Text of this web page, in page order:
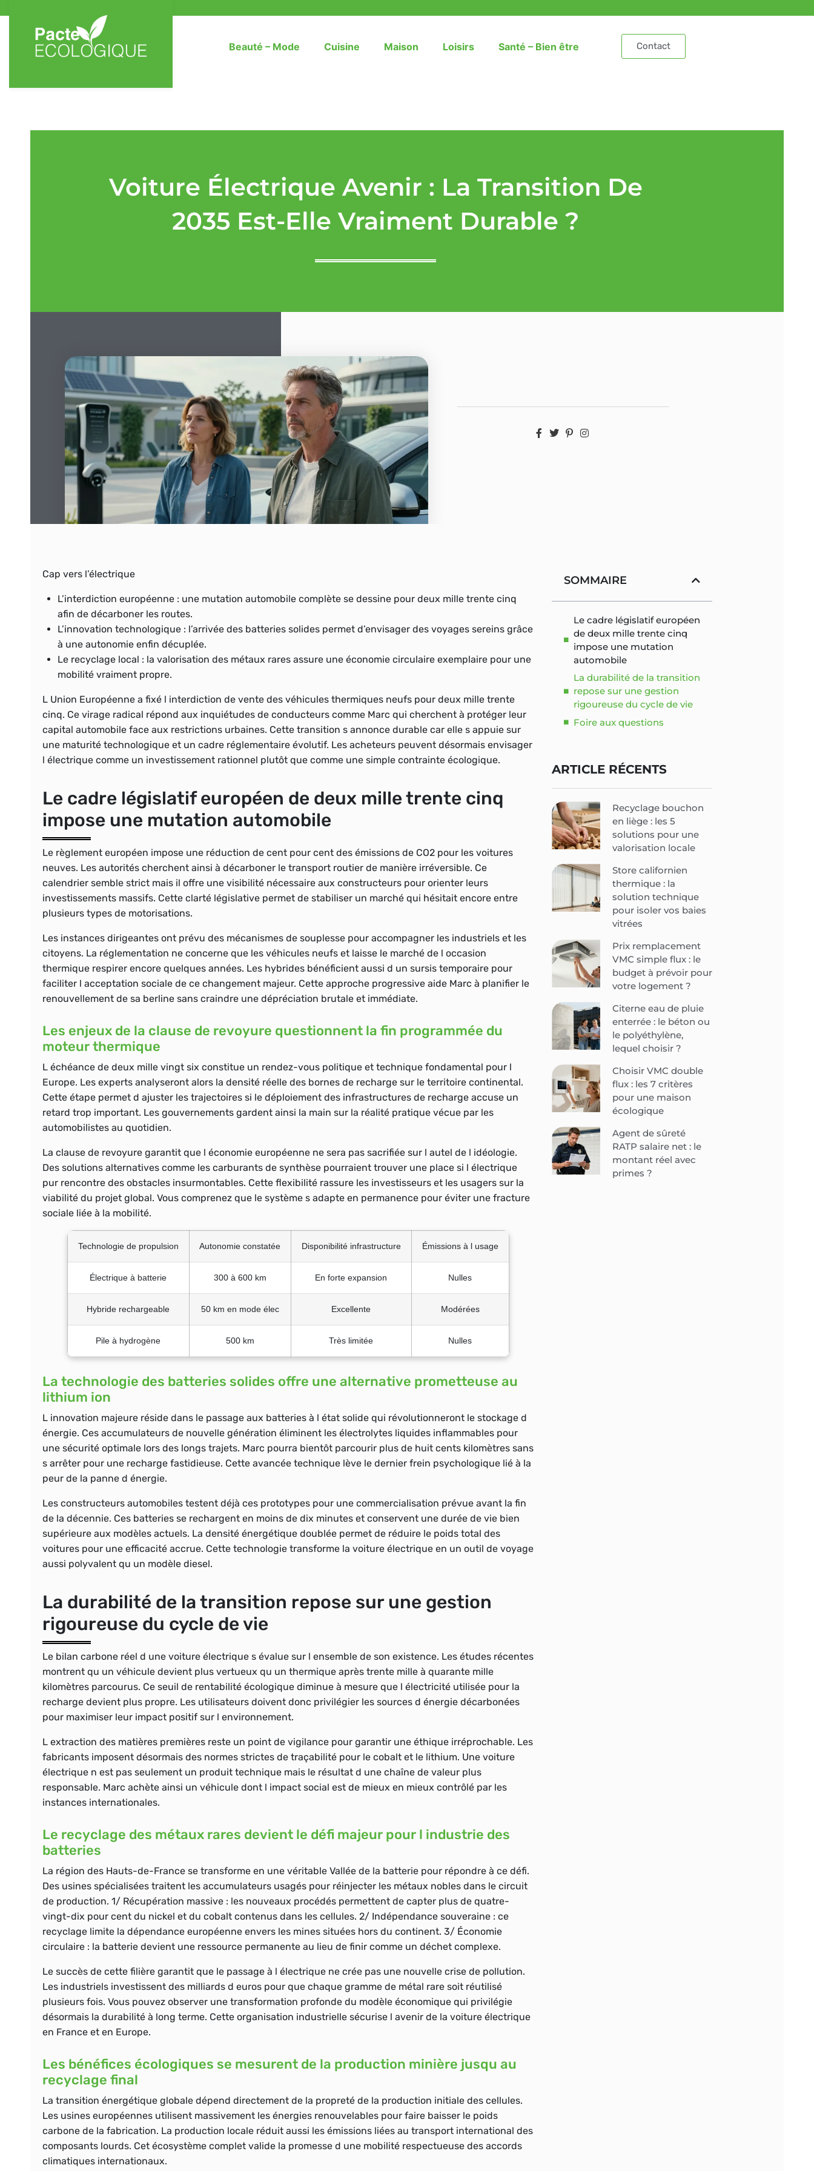
Beauté – Mode Cuisine Maison Loisirs Santé – Bien être Contact
Voiture Électrique Avenir : La Transition De
2035 Est-Elle Vraiment Durable ?
Cap vers l’électrique
L’interdiction européenne : une mutation automobile complète se dessine pour deux mille trente cinq
afin de décarboner les routes.
L’innovation technologique : l’arrivée des batteries solides permet d’envisager des voyages sereins grâce
à une autonomie enfin décuplée.
Le recyclage local : la valorisation des métaux rares assure une économie circulaire exemplaire pour une
mobilité vraiment propre.
L Union Européenne a fixé l interdiction de vente des véhicules thermiques neufs pour deux mille trente
cinq. Ce virage radical répond aux inquiétudes de conducteurs comme Marc qui cherchent à protéger leur
capital automobile face aux restrictions urbaines. Cette transition s annonce durable car elle s appuie sur
une maturité technologique et un cadre réglementaire évolutif. Les acheteurs peuvent désormais envisager
l électrique comme un investissement rationnel plutôt que comme une simple contrainte écologique.
Le cadre législatif européen de deux mille trente cinq
impose une mutation automobile
Le règlement européen impose une réduction de cent pour cent des émissions de CO2 pour les voitures
neuves. Les autorités cherchent ainsi à décarboner le transport routier de manière irréversible. Ce
calendrier semble strict mais il offre une visibilité nécessaire aux constructeurs pour orienter leurs
investissements massifs. Cette clarté législative permet de stabiliser un marché qui hésitait encore entre
plusieurs types de motorisations.
Les instances dirigeantes ont prévu des mécanismes de souplesse pour accompagner les industriels et les
citoyens. La réglementation ne concerne que les véhicules neufs et laisse le marché de l occasion
thermique respirer encore quelques années. Les hybrides bénéficient aussi d un sursis temporaire pour
faciliter l acceptation sociale de ce changement majeur. Cette approche progressive aide Marc à planifier le
renouvellement de sa berline sans craindre une dépréciation brutale et immédiate.
Les enjeux de la clause de revoyure questionnent la fin programmée du
moteur thermique
L échéance de deux mille vingt six constitue un rendez-vous politique et technique fondamental pour l
Europe. Les experts analyseront alors la densité réelle des bornes de recharge sur le territoire continental.
Cette étape permet d ajuster les trajectoires si le déploiement des infrastructures de recharge accuse un
retard trop important. Les gouvernements gardent ainsi la main sur la réalité pratique vécue par les
automobilistes au quotidien.
La clause de revoyure garantit que l économie européenne ne sera pas sacrifiée sur l autel de l idéologie.
Des solutions alternatives comme les carburants de synthèse pourraient trouver une place si l électrique
pur rencontre des obstacles insurmontables. Cette flexibilité rassure les investisseurs et les usagers sur la
viabilité du projet global. Vous comprenez que le système s adapte en permanence pour éviter une fracture
sociale liée à la mobilité.
Technologie de propulsion Autonomie constatée Disponibilité infrastructure Émissions à l usage
Électrique à batterie 300 à 600 km En forte expansion Nulles
Hybride rechargeable 50 km en mode élec Excellente Modérées
Pile à hydrogène 500 km Très limitée Nulles
La technologie des batteries solides offre une alternative prometteuse au
lithium ion
L innovation majeure réside dans le passage aux batteries à l état solide qui révolutionneront le stockage d
énergie. Ces accumulateurs de nouvelle génération éliminent les électrolytes liquides inflammables pour
une sécurité optimale lors des longs trajets. Marc pourra bientôt parcourir plus de huit cents kilomètres sans
s arrêter pour une recharge fastidieuse. Cette avancée technique lève le dernier frein psychologique lié à la
peur de la panne d énergie.
Les constructeurs automobiles testent déjà ces prototypes pour une commercialisation prévue avant la fin
de la décennie. Ces batteries se rechargent en moins de dix minutes et conservent une durée de vie bien
supérieure aux modèles actuels. La densité énergétique doublée permet de réduire le poids total des
voitures pour une efficacité accrue. Cette technologie transforme la voiture électrique en un outil de voyage
aussi polyvalent qu un modèle diesel.
La durabilité de la transition repose sur une gestion
rigoureuse du cycle de vie
Le bilan carbone réel d une voiture électrique s évalue sur l ensemble de son existence. Les études récentes
montrent qu un véhicule devient plus vertueux qu un thermique après trente mille à quarante mille
kilomètres parcourus. Ce seuil de rentabilité écologique diminue à mesure que l électricité utilisée pour la
recharge devient plus propre. Les utilisateurs doivent donc privilégier les sources d énergie décarbonées
pour maximiser leur impact positif sur l environnement.
L extraction des matières premières reste un point de vigilance pour garantir une éthique irréprochable. Les
fabricants imposent désormais des normes strictes de traçabilité pour le cobalt et le lithium. Une voiture
électrique n est pas seulement un produit technique mais le résultat d une chaîne de valeur plus
responsable. Marc achète ainsi un véhicule dont l impact social est de mieux en mieux contrôlé par les
instances internationales.
Le recyclage des métaux rares devient le défi majeur pour l industrie des
batteries
La région des Hauts-de-France se transforme en une véritable Vallée de la batterie pour répondre à ce défi.
Des usines spécialisées traitent les accumulateurs usagés pour réinjecter les métaux nobles dans le circuit
de production. 1/ Récupération massive : les nouveaux procédés permettent de capter plus de quatre-
vingt-dix pour cent du nickel et du cobalt contenus dans les cellules. 2/ Indépendance souveraine : ce
recyclage limite la dépendance européenne envers les mines situées hors du continent. 3/ Économie
circulaire : la batterie devient une ressource permanente au lieu de finir comme un déchet complexe.
Le succès de cette filière garantit que le passage à l électrique ne crée pas une nouvelle crise de pollution.
Les industriels investissent des milliards d euros pour que chaque gramme de métal rare soit réutilisé
plusieurs fois. Vous pouvez observer une transformation profonde du modèle économique qui privilégie
désormais la durabilité à long terme. Cette organisation industrielle sécurise l avenir de la voiture électrique
en France et en Europe.
Les bénéfices écologiques se mesurent de la production minière jusqu au
recyclage final
La transition énergétique globale dépend directement de la propreté de la production initiale des cellules.
Les usines européennes utilisent massivement les énergies renouvelables pour faire baisser le poids
carbone de la fabrication. La production locale réduit aussi les émissions liées au transport international des
composants lourds. Cet écosystème complet valide la promesse d une mobilité respectueuse des accords
climatiques internationaux.
SOMMAIRE
Le cadre législatif européen
de deux mille trente cinq
impose une mutation
automobile
La durabilité de la transition
repose sur une gestion
rigoureuse du cycle de vie
Foire aux questions
ARTICLE RÉCENTS
Recyclage bouchon
en liège : les 5
solutions pour une
valorisation locale
Store californien
thermique : la
solution technique
pour isoler vos baies
vitrées
Prix remplacement
VMC simple flux : le
budget à prévoir pour
votre logement ?
Citerne eau de pluie
enterrée : le béton ou
le polyéthylène,
lequel choisir ?
Choisir VMC double
flux : les 7 critères
pour une maison
écologique
Agent de sûreté
RATP salaire net : le
montant réel avec
primes ?